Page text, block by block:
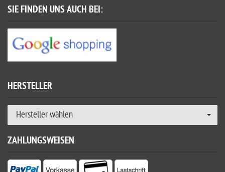
SIE FINDEN UNS AUCH BEI:
HERSTELLER
Hersteller wählen
ZAHLUNGSWEISEN